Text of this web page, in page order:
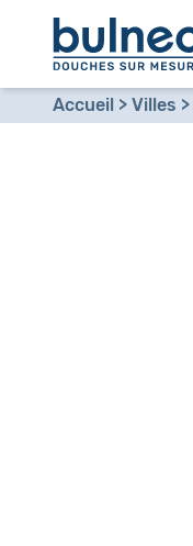
Accueil Villes